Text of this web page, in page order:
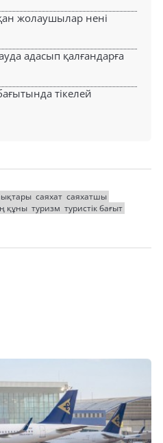
жолаушылар нені
адасып қалғандарға
тікелей
саяхат саяхатшы
құны туризм туристік бағыт